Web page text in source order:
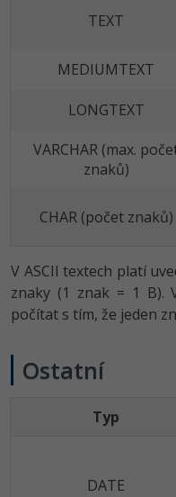
TEXT
MEDIUMTEXT
LONGTEXT
VARCHAR (max.
znaků)
CHAR (počet znaků)
V ASCII textech platí
znaky (1 znak = 1 B).
počítat s tím, že jeden
Ostatní
Typ
DATE